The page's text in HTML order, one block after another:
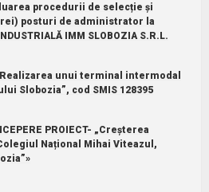
procedurii de selecție și
posturi de administrator la
IMM SLOBOZIA S.R.L.
unui terminal intermodal
Slobozia”, cod SMIS 128395
PROIECT- „Creșterea
Național Mihai Viteazul,